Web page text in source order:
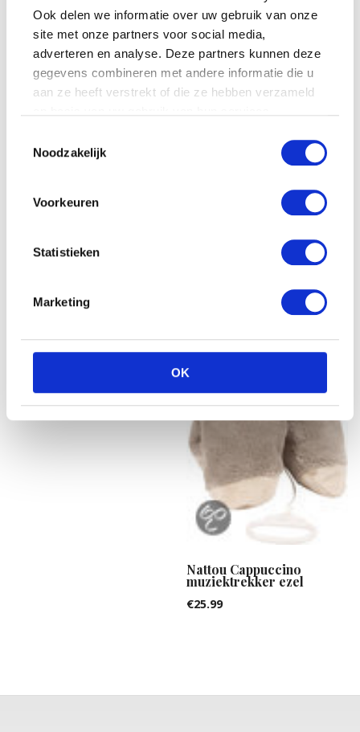
Ook delen we informatie over uw gebruik van onze
site met onze partners voor social media,
adverteren en analyse. Deze partners kunnen deze
gegevens combineren met andere informatie die u
aan ze heeft verstrekt of die ze hebben verzameld
Noodzakelijk
Voorkeuren
Statistieken
Marketing
OK
ZEELEEUW MET BEANS
(27CM)
8.99 Super Mario Plush figure
Magickoopa 19cm
€ 29.99
Hasbro Feed me babies
29.95
Nattou Cappuccino
muziektrekker ezel
€25.99